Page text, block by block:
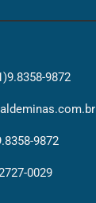
9872
9872
0029